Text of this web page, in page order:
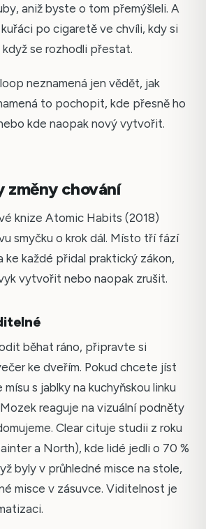
aniž byste o tom přemýšleli. A
po cigaretě ve chvíli, kdy si
když se rozhodli přestat.
neznamená jen vědět, jak
to pochopit, kde přesně ho
kde naopak nový vytvořit.
změny chování
knize Atomic Habits (2018)
smyčku o krok dál. Místo tří fází
každé přidal praktický zákon,
vytvořit nebo naopak zrušit.
běhat ráno, připravte si
ke dveřím. Pokud chcete jíst
s jablky na kuchyňskou linku
reaguje na vizuální podněty
Clear cituje studii z roku
a North), kde lidé jedli o 70 %
byly v průhledné misce na stole,
misce v zásuvce. Viditelnost je